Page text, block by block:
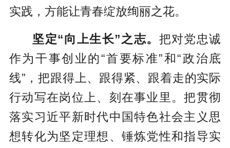
实践，方能让青春绽放绚丽之花。
坚定“向上生长”之志。 把对党忠诚
作为干事创业的“首要标准”和“政治底
线”，把跟得上、跟得紧、跟着走的实际
行动写在岗位上、刻在事业里。把贯彻
落实习近平新时代中国特色社会主义思
想转化为坚定理想、锤炼党性和指导实